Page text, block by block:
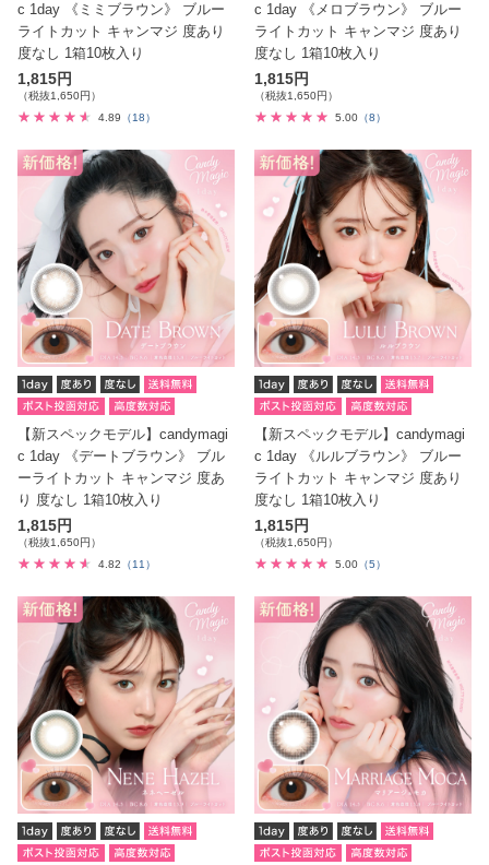
c 1day 《ミミブラウン》 ブルー
ライトカット キャンマジ 度あり
度なし 1箱10枚入り
1,815円
（税抜1,650円）
4.89 （18）
c 1day 《メロブラウン》 ブルー
ライトカット キャンマジ 度あり
度なし 1箱10枚入り
1,815円
（税抜1,650円）
5.00 （8）
【新スペックモデル】candymagi
c 1day 《デートブラウン》 ブル
ーライトカット キャンマジ 度あ
り 度なし 1箱10枚入り
1,815円
（税抜1,650円）
4.82 （11）
【新スペックモデル】candymagi
c 1day 《ルルブラウン》 ブルー
ライトカット キャンマジ 度あり
度なし 1箱10枚入り
1,815円
（税抜1,650円）
5.00 （5）